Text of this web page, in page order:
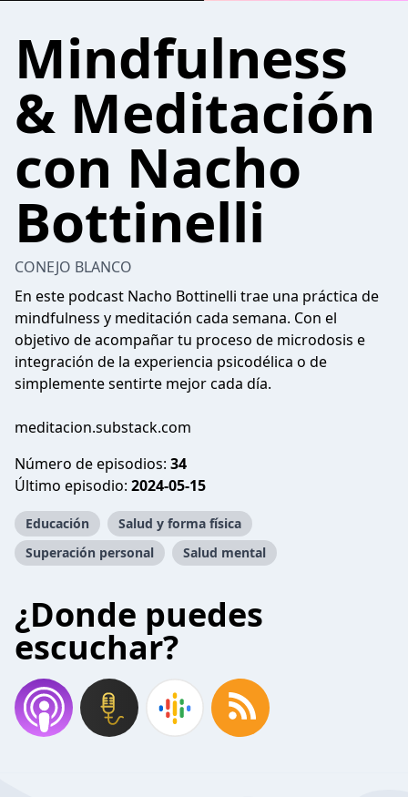
Mindfulness
& Meditación
con Nacho
Bottinelli
CONEJO BLANCO
En este podcast Nacho Bottinelli trae una práctica de
mindfulness y meditación cada semana. Con el
objetivo de acompañar tu proceso de microdosis e
integración de la experiencia psicodélica o de
simplemente sentirte mejor cada día.
meditacion.substack.com
Número de episodios: 34
Último episodio: 2024-05-15
Educación
Salud y forma física
Superación personal
Salud mental
¿Donde puedes
escuchar?